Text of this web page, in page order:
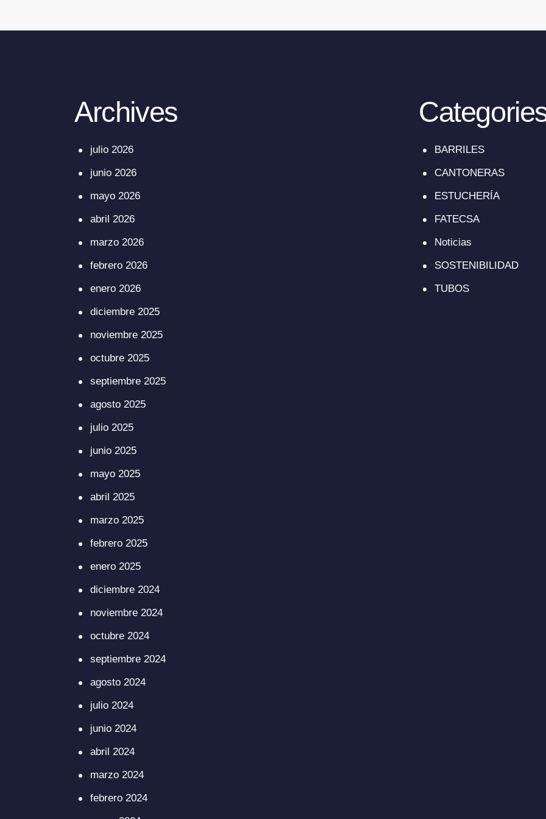
Archives
julio 2026
junio 2026
mayo 2026
abril 2026
marzo 2026
febrero 2026
enero 2026
diciembre 2025
noviembre 2025
octubre 2025
septiembre 2025
agosto 2025
julio 2025
junio 2025
mayo 2025
abril 2025
marzo 2025
febrero 2025
enero 2025
diciembre 2024
noviembre 2024
octubre 2024
septiembre 2024
agosto 2024
julio 2024
junio 2024
abril 2024
marzo 2024
febrero 2024
BARRILES
CANTONERAS
ESTUCHERÍA
FATECSA
Noticias
SOSTENIBILIDAD
TUBOS